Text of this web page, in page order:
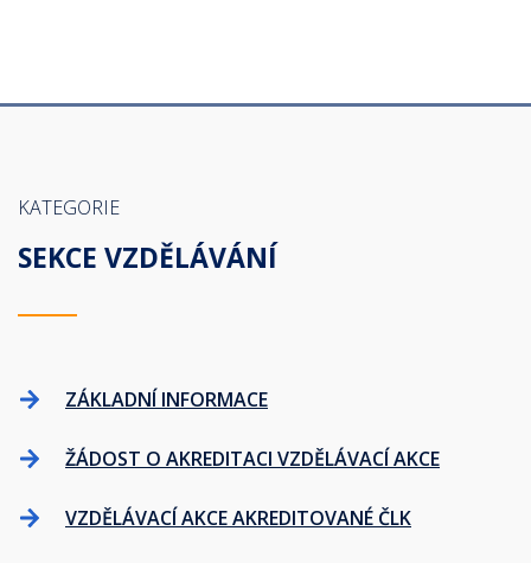
KATEGORIE
SEKCE VZDĚLÁVÁNÍ
ZÁKLADNÍ INFORMACE
ŽÁDOST O AKREDITACI VZDĚLÁVACÍ AKCE
VZDĚLÁVACÍ AKCE AKREDITOVANÉ ČLK